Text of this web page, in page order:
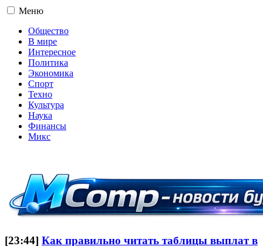
Меню
Общество
В мире
Интересное
Политика
Экономика
Спорт
Техно
Культура
Наука
Финансы
Микс
[23:44] Как правильно читать таблицы выплат в